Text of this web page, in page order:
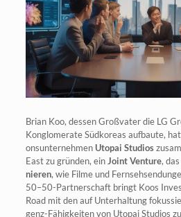
Bri­an Koo, des­sen Groß­va­ter die LG
Kon­glo­me­ra­te Süd­ko­re­as auf­bau­te,
ons­un­ter­neh­menUto­pai Stu­di­os
East zu grün­den, ein Joint Ven­ture,
nie­ren, wie Fil­me und
50–50-Partnerschaft bringt Koos
Road mit den auf Unter­hal­tung
genz-Fähig­kei­ten von Uto­pai Stu­di­os